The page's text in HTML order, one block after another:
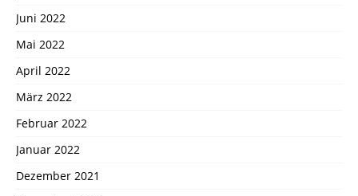
Juni 2022
Mai 2022
April 2022
März 2022
Februar 2022
Januar 2022
Dezember 2021